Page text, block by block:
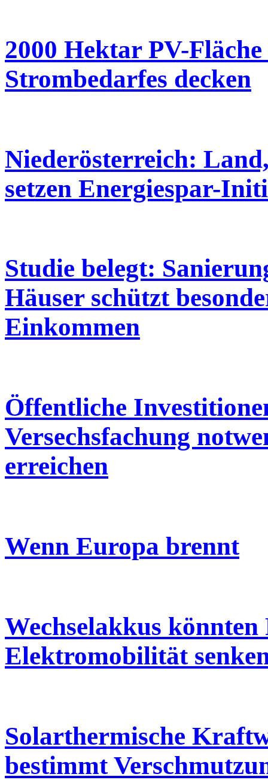
2000 Hektar PV-
Strombedarfes decken
Niederösterreich:
setzen Energiespar-
Studie belegt:
Häuser schützt
Einkommen
Öffentliche
Versechsfachung
erreichen
Wenn Europa brennt
Wechselakkus
Elektromobilität
Solarthermische
bestimmt